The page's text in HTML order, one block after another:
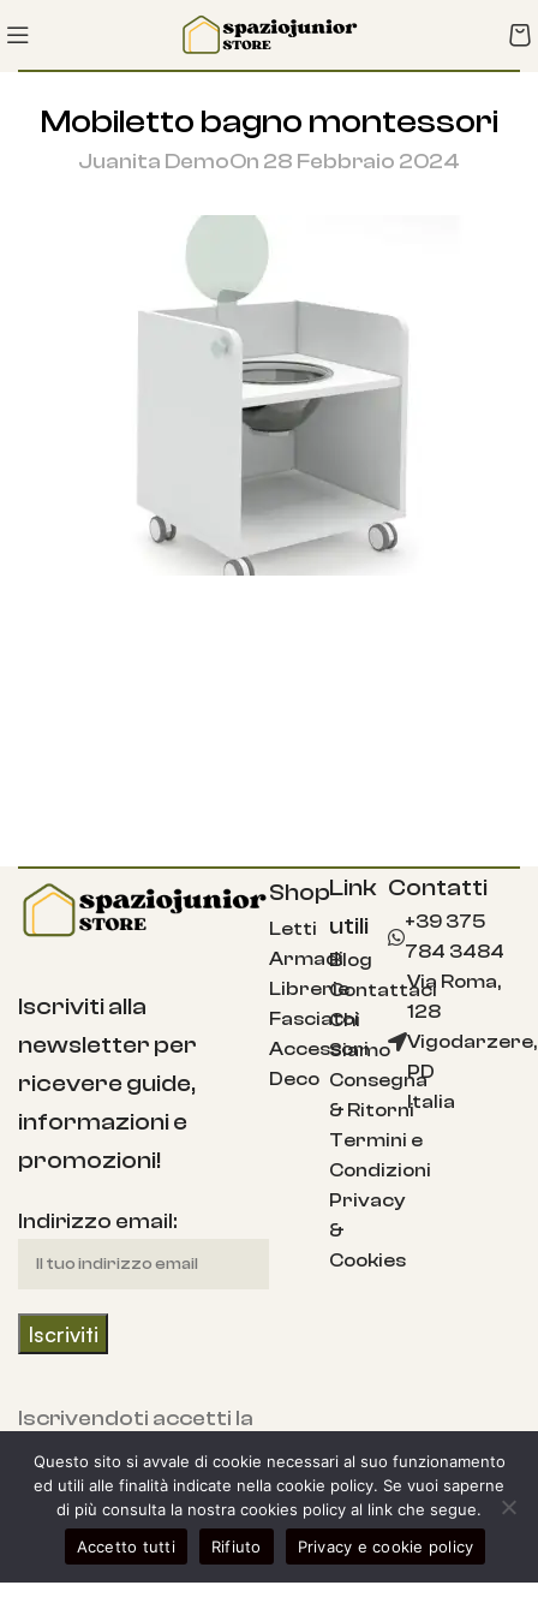
Mobiletto bagno montessori
Juanita DemoOn 28 Febbraio 2024
Iscriviti alla
newsletter per
ricevere guide,
informazioni e
promozioni!
Indirizzo email:
Iscrivendoti accetti la
nostra Informativa
sulla privacy e fornisci
il consenso a ricevere
aggiornamenti dalla
nostra azienda.
Shop
Letti
Armadi
Librerie
Fasciatoi
Accessori
Deco
Link
utili
Blog
Contattaci
Chi
Siamo
Consegna
& Ritorni
Termini e
Condizioni
Privacy
&
Cookies
Contatti
+39 375
784 3484
Via Roma,
128
Vigodarzere,
PD
Italia
laterale
Il mio account
0
Carrello
Questo sito si avvale di cookie necessari al suo funzionamento
ed utili alle finalità indicate nella cookie policy. Se vuoi saperne
di più consulta la nostra cookies policy al link che segue.
Accetto tutti
Rifiuto Privacy e cookie policy